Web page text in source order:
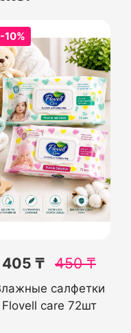
-10%
405 ₸ 450₸
салфетки
Flovell care 72шт